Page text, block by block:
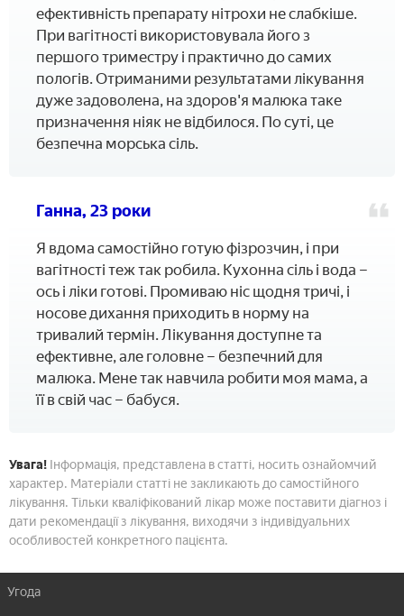
ефективність препарату нітрохи не слабкіше.
При вагітності використовувала його з
першого триместру і практично до самих
пологів. Отриманими результатами лікування
дуже задоволена, на здоров'я малюка таке
призначення ніяк не відбилося. По суті, це
безпечна морська сіль.
Ганна, 23 роки
Я вдома самостійно готую фізрозчин, і при
вагітності теж так робила. Кухонна сіль і вода –
ось і ліки готові. Промиваю ніс щодня тричі, і
носове дихання приходить в норму на
тривалий термін. Лікування доступне та
ефективне, але головне – безпечний для
малюка. Мене так навчила робити моя мама, а
її в свій час – бабуся.
Увага! Інформація, представлена в статті, носить ознайомчий
характер. Матеріали статті не закликають до самостійного
лікування. Тільки кваліфікований лікар може поставити діагноз і
дати рекомендації з лікування, виходячи з індивідуальних
особливостей конкретного пацієнта.
Угода